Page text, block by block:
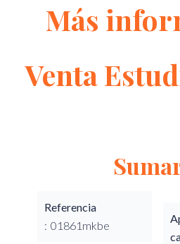
Más
Venta
Referencia
01861mkbe